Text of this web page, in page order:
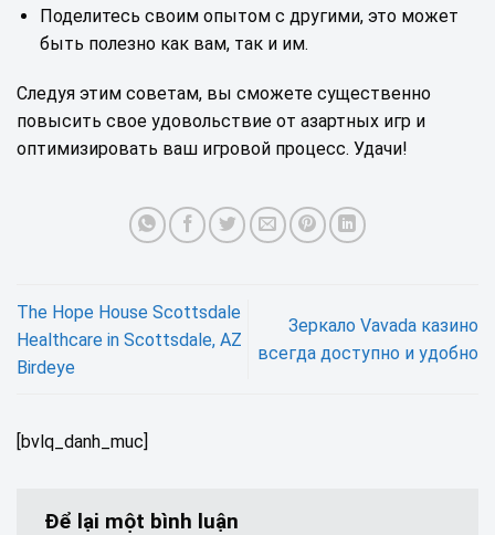
Поделитесь своим опытом с другими, это может
быть полезно как вам, так и им.
Следуя этим советам, вы сможете существенно
повысить свое удовольствие от азартных игр и
оптимизировать ваш игровой процесс. Удачи!
The Hope House Scottsdale
Healthcare in Scottsdale, AZ
Birdeye
Зеркало Vavada казино
всегда доступно и удобно
[bvlq_danh_muc]
Để lại một bình luận